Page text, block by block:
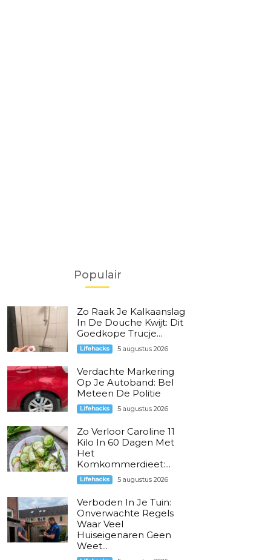
Populair
Zo Raak Je Kalkaanslag
In De Douche Kwijt: Dit
Goedkope Trucje...
Lifehacks 5 augustus 2026
Verdachte Markering
Op Je Autoband: Bel
Meteen De Politie
Lifehacks 5 augustus 2026
Zo Verloor Caroline 11
Kilo In 60 Dagen Met
Het
Komkommerdieet:...
Lifehacks 5 augustus 2026
Verboden In Je Tuin:
Onverwachte Regels
Waar Veel
Huiseigenaren Geen
Weet...